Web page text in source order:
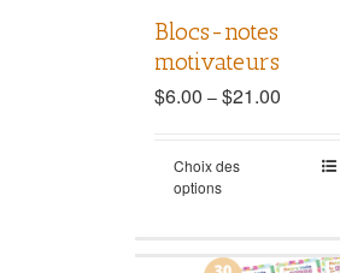
Blocs-notes
motivateurs
$6.00 – $21.00
Choix des
options